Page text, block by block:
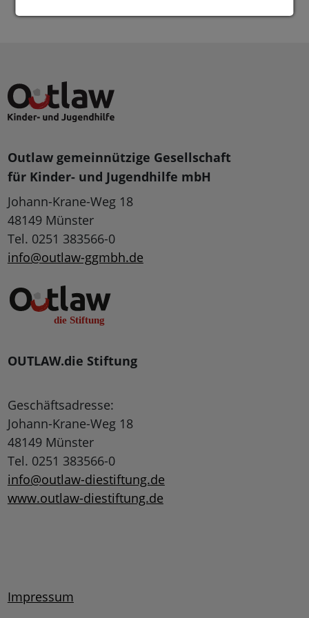
Outlaw gemeinnützige Gesellschaft
für Kinder- und Jugendhilfe mbH
Johann-Krane-Weg 18
48149 Münster
Tel. 0251 383566-0
info@outlaw-ggmbh.de
OUTLAW.die Stiftung
Geschäftsadresse:
Johann-Krane-Weg 18
48149 Münster
Tel. 0251 383566-0
info@outlaw-diestiftung.de
www.outlaw-diestiftung.de
Impressum